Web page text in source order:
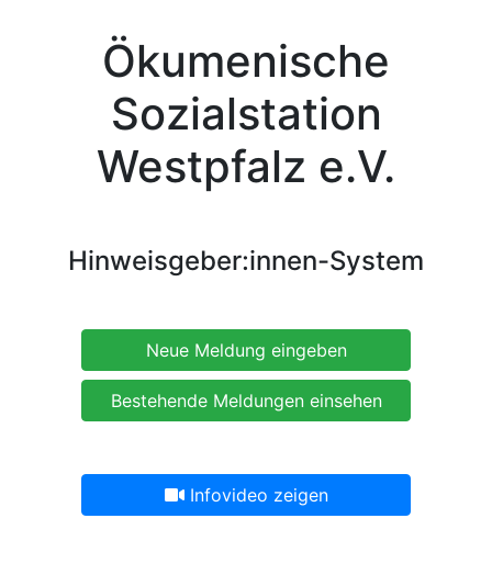
Ökumenische
Sozialstation
Westpfalz e.V.
Hinweisgeber:innen-System
Neue Meldung eingeben
Bestehende Meldungen einsehen
Infovideo zeigen